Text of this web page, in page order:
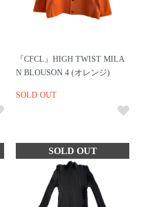
『CFCL』HIGH TWIST MILA
N BLOUSON 4 (オレンジ)
SOLD OUT